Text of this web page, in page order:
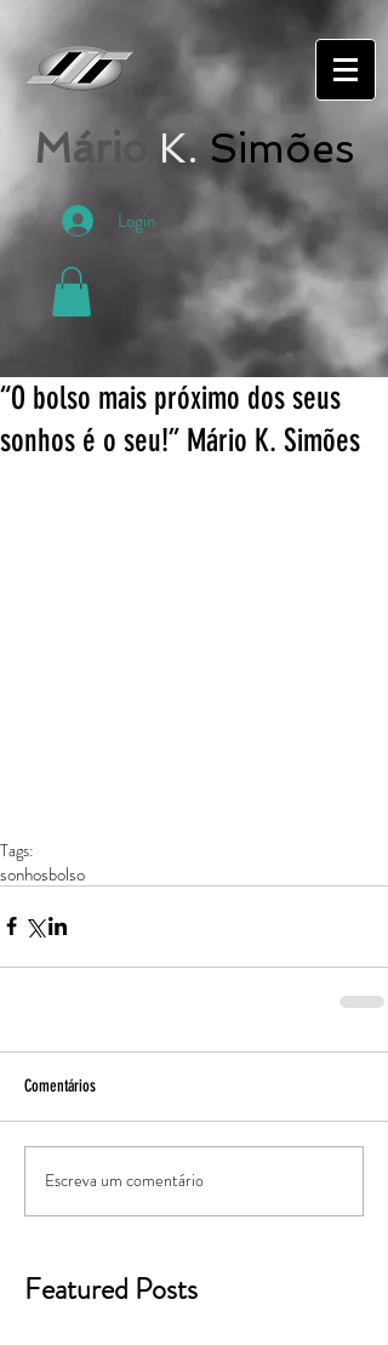
Mário K. Simões
Login
“O bolso mais próximo dos seus
sonhos é o seu!” Mário K. Simões
Tags:
sonhosbolso
Comentários
Escreva um comentário
Featured Posts